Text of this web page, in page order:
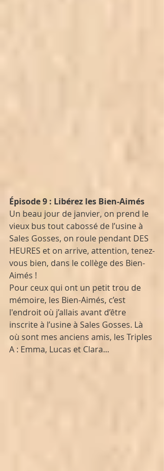
Épisode 9 : Libérez les Bien-Aimés
Un beau jour de janvier, on prend le
vieux bus tout cabossé de l’usine à
Sales Gosses, on roule pendant DES
HEURES et on arrive, attention, tenez-
vous bien, dans le collège des Bien-
Aimés !
Pour ceux qui ont un petit trou de
mémoire, les Bien-Aimés, c’est
l'endroit où j’allais avant d’être
inscrite à l’usine à Sales Gosses. Là
où sont mes anciens amis, les Triples
A : Emma, Lucas et Clara...